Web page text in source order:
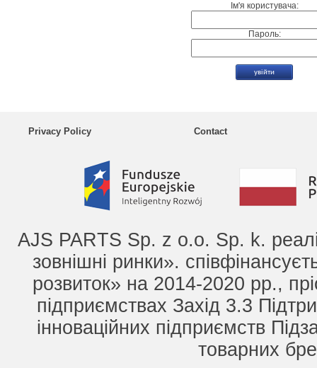
Ім'я користувача:
Пароль:
Privacy Policy Contact
AJS PARTS Sp. z o.o. Sp. k.
зовнішні ринки».
розвиток» на 2014-2020 рр.,
підприємствах Захід 3.3
інноваційних підприємств
товарних